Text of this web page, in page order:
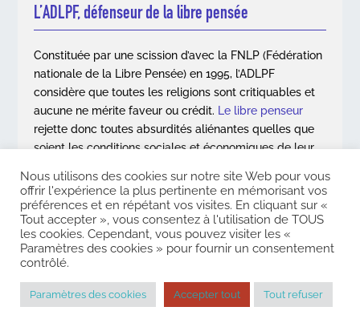
L’ADLPF, défenseur de la libre pensée
Constituée par une scission d’avec la FNLP (Fédération
nationale de la Libre Pensée) en 1995, l’ADLPF
considère que toutes les religions sont critiquables et
aucune ne mérite faveur ou crédit. Le libre penseur
rejette donc toutes absurdités aliénantes quelles que
soient les conditions sociales et économiques de leur
En savoir plus
droits réservés |
Mentions légales | Contact
Nous utilisons des cookies sur notre site Web pour vous
offrir l'expérience la plus pertinente en mémorisant vos
préférences et en répétant vos visites. En cliquant sur «
Tout accepter », vous consentez à l'utilisation de TOUS
les cookies. Cependant, vous pouvez visiter les «
Paramètres des cookies » pour fournir un consentement
contrôlé.
Paramètres des cookies Accepter tout Tout refuser